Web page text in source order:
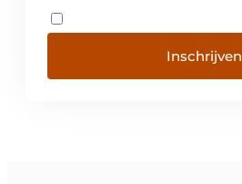
Inschrijven